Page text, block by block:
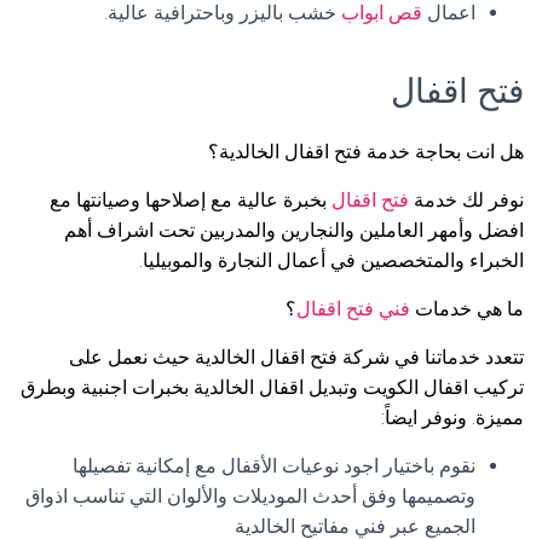
اعمال قص ابواب خشب باليزر وباحترافية عالية.
فتح اقفال
هل انت بحاجة خدمة فتح اقفال الخالدية؟
نوفر لك خدمة فتح اقفال بخبرة عالية مع إصلاحها وصيانتها مع
افضل وأمهر العاملين والنجارين والمدربين تحت اشراف أهم
الخبراء والمتخصصين في أعمال النجارة والموبيليا.
ما هي خدمات فني فتح اقفال؟
تتعدد خدماتنا في شركة فتح اقفال الخالدية حيث نعمل على
تركيب اقفال الكويت وتبديل اقفال الخالدية بخبرات اجنبية وبطرق
مميزة. ونوفر ايضاً:
نقوم باختيار اجود نوعيات الأقفال مع إمكانية تفصيلها
وتصميمها وفق أحدث الموديلات والألوان التي تناسب اذواق
الجميع عبر فني مفاتيح الخالدية